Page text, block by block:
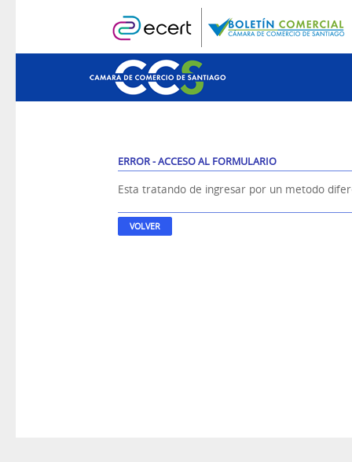
ERROR - ACCESO AL FORMULARIO
Esta tratando de ingresar por un metodo
VOLVER